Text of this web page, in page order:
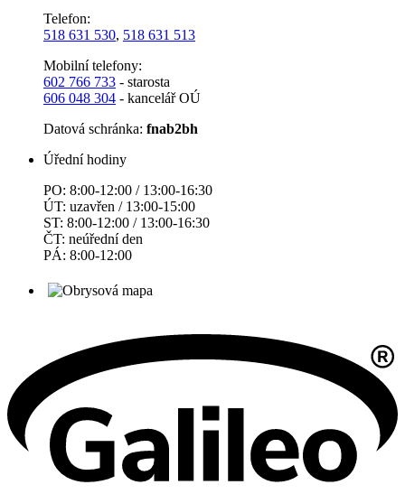
Telefon:
518 631 530, 518 631 513
Mobilní telefony:
602 766 733 - starosta
606 048 304 - kancelář OÚ
Datová schránka: fnab2bh
Úřední hodiny
PO: 8:00-12:00 / 13:00-16:30
ÚT: uzavřen / 13:00-15:00
ST: 8:00-12:00 / 13:00-16:30
ČT: neúřední den
PÁ: 8:00-12:00